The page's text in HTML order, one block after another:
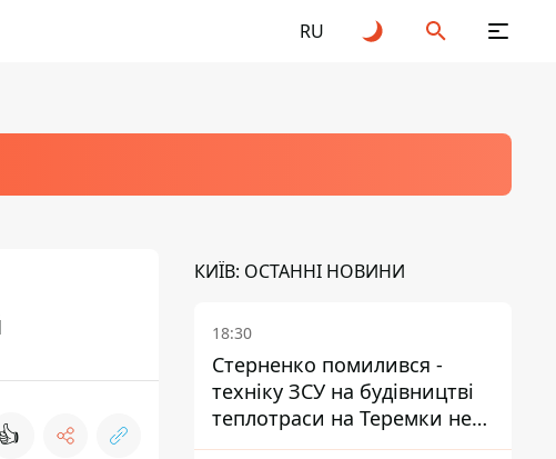
RU
👍
КИЇВ: ОСТАННІ НОВИНИ
18:30
Стерненко помилився -
техніку ЗСУ на будівництві
теплотраси на Теремки не
задіяли